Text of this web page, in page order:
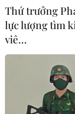
Thứ trưởng
lực lượng tìm
viê…